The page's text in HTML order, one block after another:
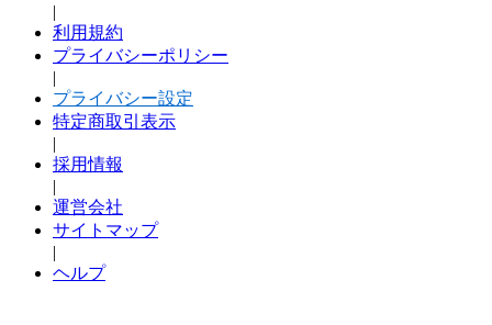
|
利用規約
プライバシーポリシー
|
プライバシー設定
特定商取引表示
|
採用情報
|
運営会社
サイトマップ
|
ヘルプ